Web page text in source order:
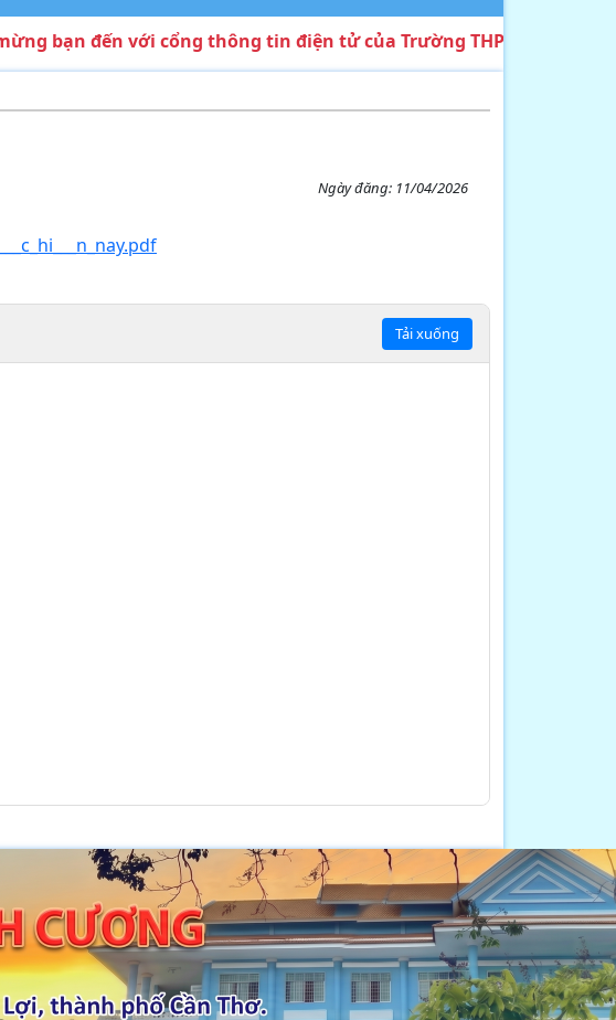
bạn đến với cổng thông tin điện tử của Trường THPT DTNT Huỳnh
Ngày đăng: 11/04/2026
Tải xuống